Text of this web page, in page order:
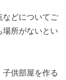
などについてご
場所がないとい
子供部屋を作る